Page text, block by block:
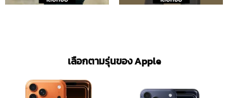
เลือกตามรุ่นของ Apple